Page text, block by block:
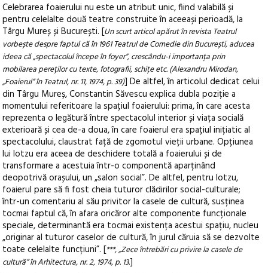
Celebrarea foaierului nu este un atribut unic, fiind valabilă și
pentru celelalte două teatre construite în aceeași perioadă, la
Târgu Mureș și București. [Un scurt articol apărut în revista Teatrul
vorbește despre faptul că în 1961 Teatrul de Comedie din București, aducea
ideea că „spectacolul începe în foyer”, crescându-i importanța prin
mobilarea pereților cu texte, fotografii, schițe etc. (Alexandru Mirodan,
„Foaierul” în Teatrul, nr. 11, 1974, p. 39)] De altfel, în articolul dedicat celui
din Târgu Mureș, Constantin Săvescu explica dubla poziție a
momentului referitoare la spațiul foaierului: prima, în care acesta
reprezenta o legătură între spectacolul interior și viața socială
exterioară și cea de-a doua, în care foaierul era spațiul inițiatic al
spectacolului, claustrat față de zgomotul vieții urbane. Opțiunea
lui Iotzu era aceea de deschidere totală a foaierului și de
transformare a acestuia într-o componentă aparținând
deopotrivă orașului, un „salon social”. De altfel, pentru Iotzu,
foaierul pare să fi fost cheia tuturor clădirilor social-culturale;
într-un comentariu al său privitor la casele de cultură, susținea
tocmai faptul că, în afara oricăror alte componente funcționale
speciale, determinantă era tocmai existența acestui spațiu, nucleu
„originar al tuturor caselor de cultură, în jurul căruia să se dezvolte
toate celelalte funcțiuni”. [***, „Zece întrebări cu privire la casele de
cultură” în Arhitectura, nr. 2, 1974, p. 13.]